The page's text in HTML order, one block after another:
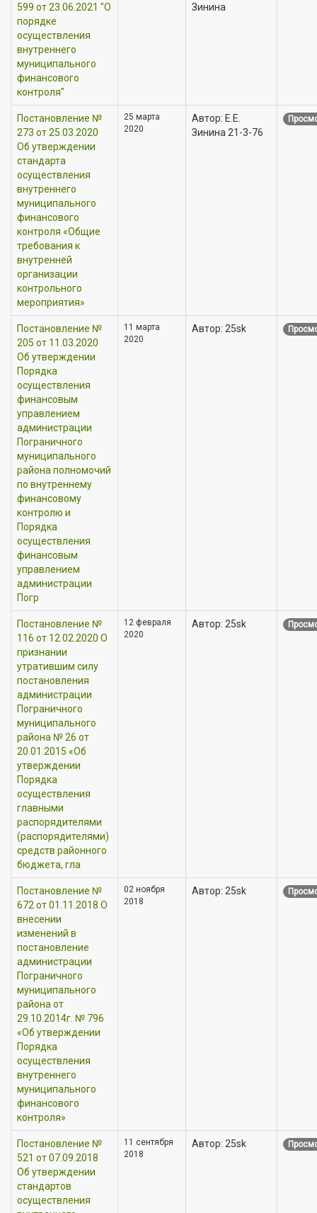
599 от 23.06.2021 "О
порядке
осуществления
внутреннего
муниципального
финансового
контроля"
Зинина
Постановление №
273 от 25.03.2020
Об утверждении
стандарта
осуществления
внутреннего
муниципального
финансового
контроля «Общие
требования к
внутренней
организации
контрольного
мероприятия»
25 марта
2020
Автор: Е.Е.
Зинина 21-3-76
Постановление №
205 от 11.03.2020
Об утверждении
Порядка
осуществления
финансовым
управлением
администрации
Пограничного
муниципального
района полномочий
по внутреннему
финансовому
контролю и
Порядка
осуществления
финансовым
управлением
администрации
Погр
11 марта
2020
Автор: 25sk
Постановление №
116 от 12.02.2020 О
признании
утратившим силу
постановления
администрации
Пограничного
муниципального
района № 26 от
20.01.2015 «Об
утверждении
Порядка
осуществления
главными
распорядителями
(распорядителями)
средств районного
бюджета, гла
12 февраля
2020
Автор: 25sk
Постановление №
672 от 01.11.2018 О
внесении
изменений в
постановление
администрации
Пограничного
муниципального
района от
29.10.2014г. № 796
«Об утверждении
Порядка
осуществления
внутреннего
муниципального
финансового
контроля»
02 ноября
2018
Автор: 25sk
Постановление №
521 от 07.09.2018
Об утверждении
стандартов
осуществления
11 сентября
2018
Автор: 25sk